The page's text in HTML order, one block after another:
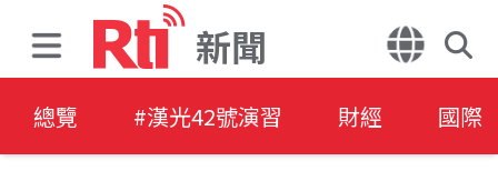
新聞
總覽 #漢光42號演習 財經 國際